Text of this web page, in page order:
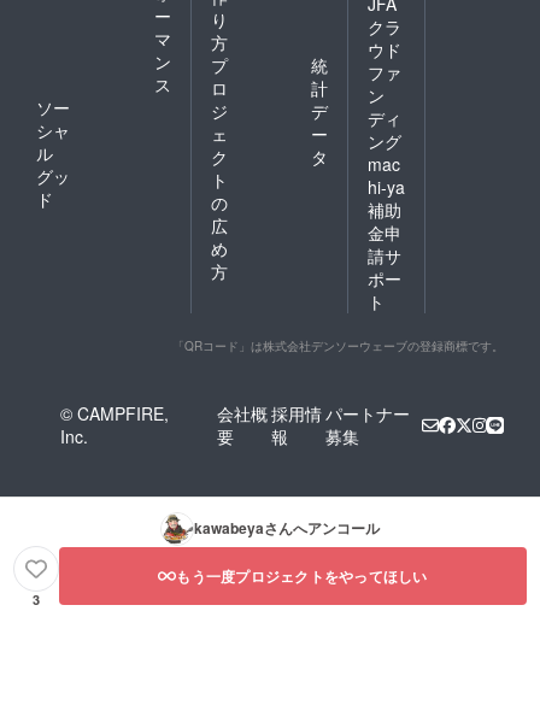
ー
マ
ン
ス
ソー
シャ
ル
グッ
ド
り
方
プ
ロ
ジ
ェ
ク
ト
の
広
め
方
統
計
デ
ー
タ
クラ
ウド
ファ
ン
ディ
ング
mac
hi-ya
補助
金申
請サ
ポー
ト
「QRコード」は株式会社デンソーウェーブの登録商標です。
© CAMPFIRE,
Inc.
会社概
要
採用情
報
パートナー
募集
kawabeyaさんへアンコール
3
もう一度プロジェクトをやってほしい